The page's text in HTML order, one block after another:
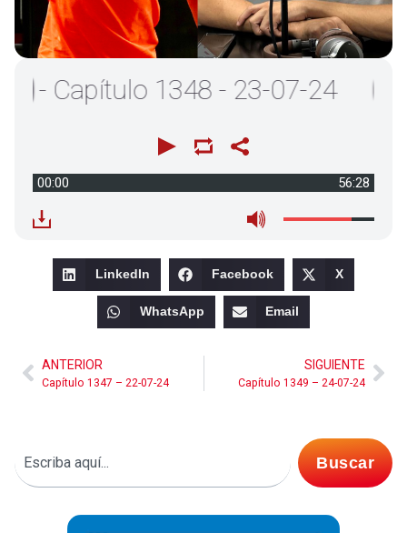
1348 - 23-07-24
00:00 56:28
LinkedIn Facebook X
WhatsApp Email
ANTERIOR
Capítulo 1347 – 22-07-24
SIGUIENTE
Capítulo 1349 – 24-07-24
Buscar